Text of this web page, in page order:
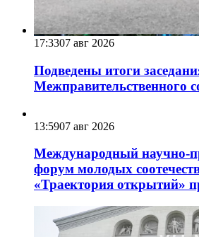
17:3307 авг 2026
Подведены итоги
Межправительственного
13:5907 авг 2026
Международный научно-
форум молодых
«Траектория открытий»